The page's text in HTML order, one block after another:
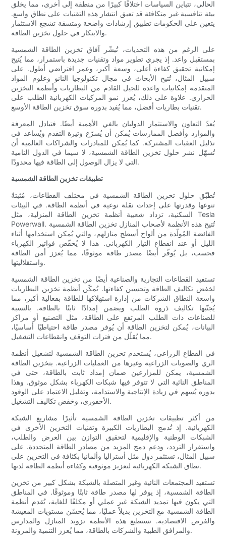
الحالي، تتباين السياسات اختلافًا كبيرًا من منطقة إلى أخرى، مما يخلق
بيئة تنافسية غير متكافئة قد تعيق انتشار هذه التقنيات على نطاق واسع.
يتعين على الحكومات تطبيق إرشادات واضحة ومتسقة تشجع الاستثمار
والابتكار في حلول تخزين الطاقة.
على الرغم من هذه التحديات، تُبشّر آفاق تخزين الطاقة الشمسية
بمستقبل واعد. إذ يجري تطوير مواد وتقنيات جديدة باستمرار، مما يُتيح
إمكانية تحقيق كفاءة أعلى، وسعة أكبر، وعمر افتراضي أطول. على
سبيل المثال، تُتيح الأبحاث في مجال تكنولوجيا النانو وعلوم المواد
المتقدمة إمكانيات واعدة للجيل القادم من البطاريات وأنظمة التخزين
الحراري. علاوة على ذلك، يُعزز نمو المركبات الكهربائية الطلب على
تقنيات بطاريات أفضل، مما يُفيد بدوره سوق تخزين الطاقة الأوسع.
يُعدّ التعاون والاستثمار الدوليان بالغي الأهمية أيضًا. فتبادل المعرفة
والموارد وأفضل الممارسات يُمكن أن يُسرّع وتيرة التقدم ويُساعد في
تذليل العقبات المشتركة. كما يُمكن للمبادرات والشراكات العالمية أن
تُسهّل نشر حلول تخزين الطاقة الشمسية، لا سيما في الدول النامية
التي لا يزال الوصول إلى الطاقة فيها محدودًا.
تطبيقات تخزين الطاقة الشمسية
تُطبّق حلول تخزين الطاقة الشمسية في مختلف القطاعات، مُثبتةً
تنوعها وقدرتها على إحداث نقلة نوعية في أنظمة الطاقة. في البيئات
السكنية، تزداد شعبية أنظمة تخزين الطاقة المنزلية، مثل Tesla
Powerwall. تُتيح هذه الأنظمة لأصحاب المنازل تخزين الطاقة الشمسية
الفائضة المُولّدة من ألواح أسطح منازلهم، والتي يُمكن استخدامها أثناء
الليل أو عند انقطاع التيار الكهربائي. هذا لا يُخفّض فواتير الكهرباء
فحسب، بل يُوفّر أيضًا مصدر طاقة موثوقًا، مما يُعزز أمن الطاقة
واستقلاليتها.
تستفيد القطاعات التجارية والصناعية أيضًا من تخزين الطاقة الشمسية
لخفض تكاليف الطاقة وتحسين كفاءتها. تُمكّن أنظمة تخزين البطاريات
واسعة النطاق الشركات من إدارة استهلاكها للطاقة بفعالية أكبر، مما
يُجنّبها تكاليف ذروة الطلب ويضمن إمدادًا ثابتًا بالطاقة. بالنسبة
للصناعات ذات الطلب المرتفع على الطاقة، مثل التصنيع أو مراكز
البيانات، يُمكن لتخزين الطاقة أن يُوفر مصدر طاقة احتياطيًا أساسيًا،
مما يُقلّل من فترات التوقف وانقطاعات التشغيل.
في القطاع الزراعي، يُستخدم تخزين الطاقة الشمسية لتشغيل أنظمة
الري والصوبات الزراعية وغيرها من العمليات الزراعية. بتخزين الطاقة
الشمسية، يمكن للمزارعين ضمان إمداد ثابت بالطاقة، حتى في
المناطق النائية التي لا تتوفر فيها شبكات الكهرباء بشكل موثوق. وهذا
بدوره يُسهم في زيادة الإنتاجية والاستدامة، وتقليل الاعتماد على الوقود
الأحفوري، وخفض تكاليف التشغيل.
من أكثر تطبيقات تخزين الطاقة الشمسية تأثيرًا مشاريع الشبكة
الكهربائية. إذ تُدمج البطاريات الكبيرة وتقنيات التخزين الأخرى في
الشبكات الوطنية والإقليمية لتحقيق التوازن بين العرض والطلب،
واستقرار التردد، ودعم دمج المزيد من مصادر الطاقة المتجددة. على
سبيل المثال، تستثمر دول مثل أستراليا وألمانيا بكثافة في التخزين على
نطاق الشبكة الكهربائية لتعزيز موثوقية وكفاءة أنظمة الطاقة لديها.
تستفيد المجتمعات النائية وغير المتصلة بالشبكة بشكل كبير من تخزين
الطاقة الشمسية، إذ يوفر لها مصدر طاقة ثابتًا وموثوقًا. في المناطق
التي يكون فيها تمديد الشبكة غير عملي أو مكلفًا للغاية، تُقدم أنظمة
الطاقة الشمسية مع التخزين بديلاً عمليًا، مما يُحسّن مستويات المعيشة
والفرص الاقتصادية. تستطيع هذه الأنظمة تزويد المنازل والمدارس
والمرافق الطبية والشركات بالطاقة، مما يُعزز التنمية والمرونة.